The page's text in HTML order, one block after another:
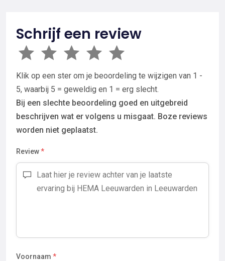
Schrijf een review
Klik op een ster om je beoordeling te wijzigen van 1 -
5, waarbij 5 = geweldig en 1 = erg slecht.
Bij een slechte beoordeling goed en uitgebreid
beschrijven wat er volgens u misgaat. Boze reviews
worden niet geplaatst.
Review*
Voornaam *